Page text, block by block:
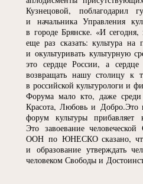
Кузнецовой, поблагодарил
и начальника Управления
в городе Брянске. «И
еще раз сказать: культура
и окультуривать культурную
это сердце России, а
возвращать нашу столицу к
в российской культурологи и
Форума мало кто, даже
Красота, Любовь и Добро.Это
форум культуры
Это завоевание
ООН по ЮНЕСКО сказано, что
и образование утверждать
человеком Свободы и